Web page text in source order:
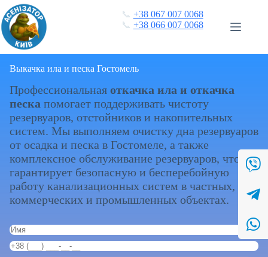
Перейти
к
сути
📞 +38 067 007 0068
📞 +38 066 007 0068
Выкачка ила и песка Гостомель
Профессиональная откачка ила и откачка
песка помогает поддерживать чистоту
резервуаров, отстойников и накопительных
систем. Мы выполняем очистку дна резервуаров
от осадка и песка в Гостомеле, а также
комплексное обслуживание резервуаров, что
гарантирует безопасную и бесперебойную
работу канализационных систем в частных,
коммерческих и промышленных объектах.